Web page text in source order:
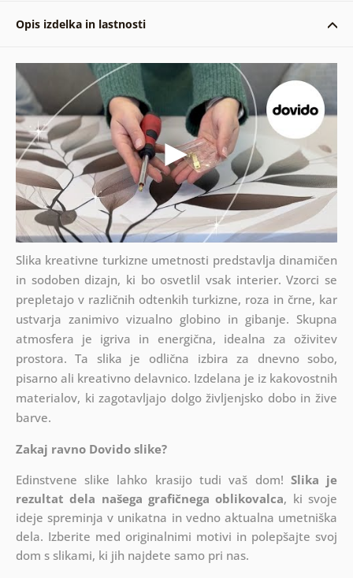
Opis izdelka in lastnosti
Slika kreativne turkizne umetnosti predstavlja dinamičen
in sodoben dizajn, ki bo osvetlil vsak interier. Vzorci se
prepletajo v različnih odtenkih turkizne, roza in črne, kar
ustvarja zanimivo vizualno globino in gibanje. Skupna
atmosfera je igriva in energična, idealna za oživitev
prostora. Ta slika je odlična izbira za dnevno sobo,
pisarno ali kreativno delavnico. Izdelana je iz kakovostnih
materialov, ki zagotavljajo dolgo življenjsko dobo in žive
barve.
Zakaj ravno Dovido slike?
Edinstvene slike lahko krasijo tudi vaš dom! Slika je
rezultat dela našega grafičnega oblikovalca, ki svoje
ideje spreminja v unikatna in vedno aktualna umetniška
dela. Izberite med originalnimi motivi in polepšajte svoj
dom s slikami, ki jih najdete samo pri nas.